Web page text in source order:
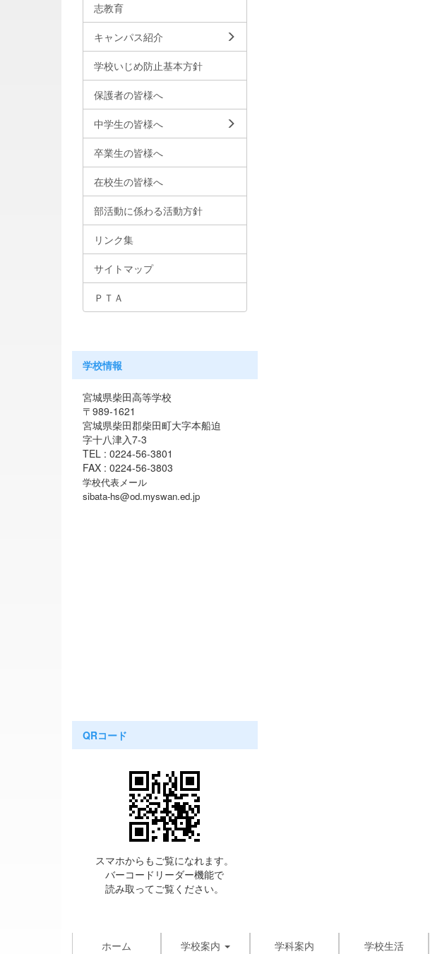
志教育
キャンパス紹介
学校いじめ防止基本方針
保護者の皆様へ
中学生の皆様へ
卒業生の皆様へ
在校生の皆様へ
部活動に係わる活動方針
リンク集
サイトマップ
ＰＴＡ
学校情報
宮城県柴田高等学校
〒989-1621
宮城県柴田郡柴田町大字本船迫
字十八津入7-3
TEL : 0224-56-3801
FAX : 0224-56-3803
学校代表メール
sibata-hs@od.myswan.ed.jp
QRコード
スマホからもご覧になれます。
バーコードリーダー機能で
読み取ってご覧ください。
ホーム 学校案内 学科案内 学校生活